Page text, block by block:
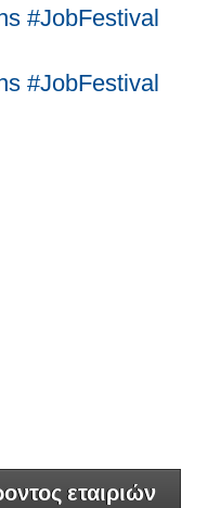
#JobFestival
#JobFestival
εταιριών